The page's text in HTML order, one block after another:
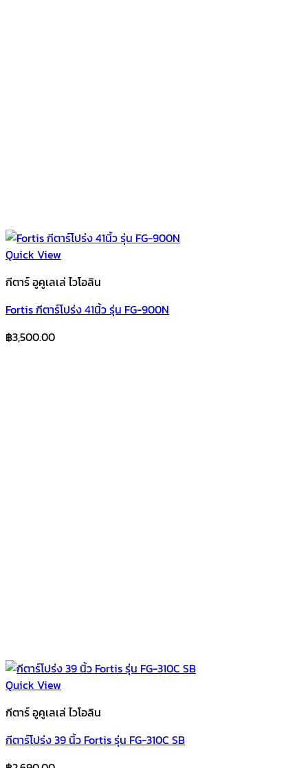
Quick View
กีตาร์ อูคูเลเล่ ไวโอลิน
Fortis กีตาร์โปร่ง 41นิ้ว รุ่น FG-900N
฿3,500.00
Quick View
กีตาร์ อูคูเลเล่ ไวโอลิน
กีตาร์โปร่ง 39 นิ้ว Fortis รุ่น FG-310C SB